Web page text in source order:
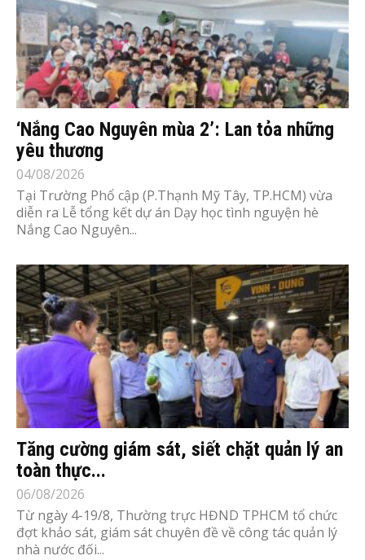
‘Nắng Cao Nguyên mùa 2’: Lan tỏa những
yêu thương
04/08/2026
Tại Trường Phổ cập (P.Thạnh Mỹ Tây, TP.HCM) vừa
diễn ra Lễ tổng kết dự án Dạy học tình nguyện hè
Nắng Cao Nguyên...
Tăng cường giám sát, siết chặt quản lý an
toàn thực...
06/08/2026
Từ ngày 4-19/8, Thường trực HĐND TPHCM tổ chức
đợt khảo sát, giám sát chuyên đề về công tác quản lý
nhà nước đối...